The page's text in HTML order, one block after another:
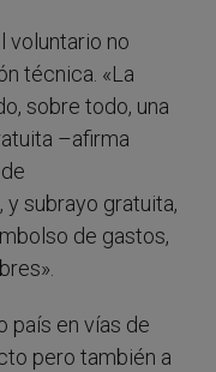
voluntario no
técnica. «La
sobre todo, una
–afirma
y subrayo gratuita,
de gastos,
país en vías de
pero también a